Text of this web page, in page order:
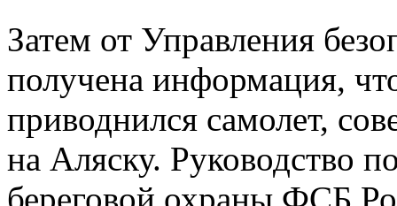
Затем от Управления
получена информация,
приводнился самолет,
на Аляску. Руководство